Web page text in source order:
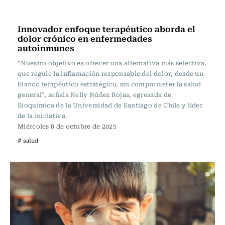
Innovador enfoque terapéutico aborda el
dolor crónico en enfermedades
autoinmunes
“Nuestro objetivo es ofrecer una alternativa más selectiva,
que regule la inflamación responsable del dolor, desde un
blanco terapéutico estratégico, sin comprometer la salud
general”, señala Nelly Núñez Rojas, egresada de
Bioquímica de la Universidad de Santiago de Chile y líder
de la iniciativa.
Miércoles 8 de octubre de 2025
# salud